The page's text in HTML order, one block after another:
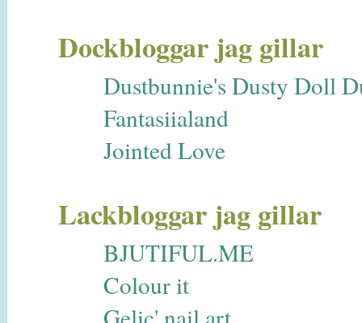
Dockbloggar jag gillar
Dustbunnie's Dusty Doll
Fantasiialand
Jointed Love
Lackbloggar jag gillar
BJUTIFUL.ME
Colour it